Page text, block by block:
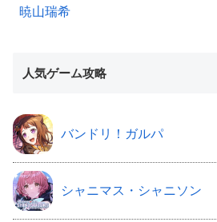
暁山瑞希
人気ゲーム攻略
バンドリ！ガルパ
シャニマス・シャニソン